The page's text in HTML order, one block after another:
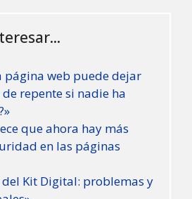
página web puede dejar
repente si nadie ha
que ahora hay más
en las páginas
del Kit Digital: problemas y